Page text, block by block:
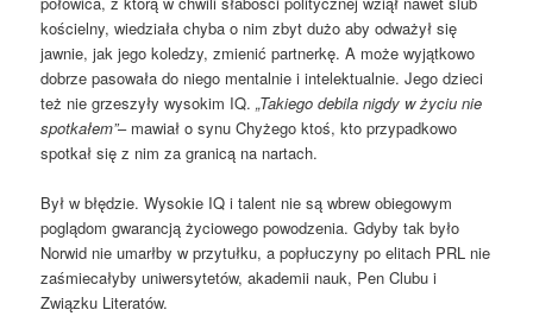
kościelny, wiedziała chyba o nim zbyt dużo aby odważył się
jawnie, jak jego koledzy, zmienić partnerkę. A może wyjątkowo
dobrze pasowała do niego mentalnie i intelektualnie. Jego dzieci
też nie grzeszyły wysokim IQ.„Takiego debila nigdy w życiu nie
spotkałem”– mawiał o synu Chyżego ktoś, kto przypadkowo
spotkał się z nim za granicą na nartach.
Był w błędzie. Wysokie IQ i talent nie są wbrew obiegowym
poglądom gwarancją życiowego powodzenia. Gdyby tak było
Norwid nie umarłby w przytułku, a popłuczyny po elitach PRL nie
zaśmiecałyby uniwersytetów, akademii nauk, Pen Clubu i
Związku Literatów.